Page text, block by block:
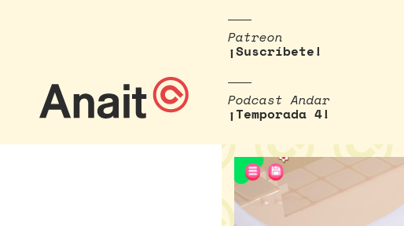
Patreon
¡Suscríbete!
Podcast Andar
¡Temporada 4!